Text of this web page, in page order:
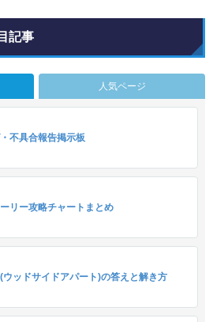
記事
人気ページ
不具合報告掲示板
リー攻略チャートまとめ
ウッドサイドアパート)の答えと解き方